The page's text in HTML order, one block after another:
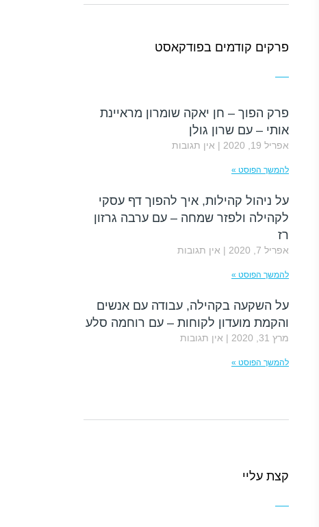
פרקים קודמים בפודקאסט
פרק הפוך – חן יאקה שומרון מראיינת
אותי – עם שרון גולן
אפריל 19, 2020 אין תגובות
להמשך הפוסט »
על ניהול קהילות, איך להפוך דף עסקי
לקהילה ולפזר שמחה – עם ערבה גרזון
רז
אפריל 7, 2020 אין תגובות
להמשך הפוסט »
על השקעה בקהילה, עבודה עם אנשים
והקמת מועדון לקוחות – עם רוחמה סלע
מרץ 31, 2020 אין תגובות
להמשך הפוסט »
קצת עליי